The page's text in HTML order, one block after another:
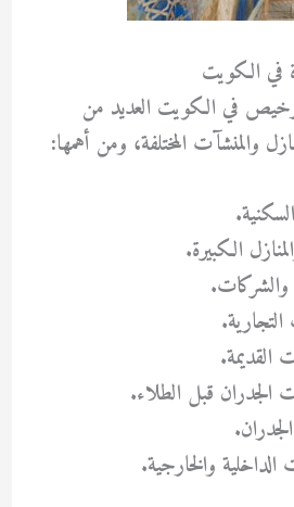
في الكويت
في الكويت العديد من
والمنشآت المختلفة، ومن أهمها:
الكبيرة.
والشركات.
القديمة.
الجدران قبل الطلاء.
الداخلية والخارجية.